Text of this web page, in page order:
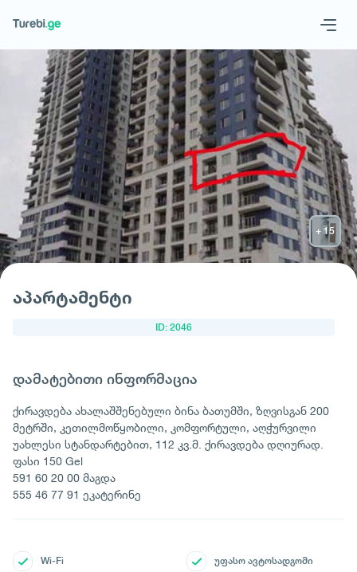
Geo Eng
მოითხოვე სასტუმრო
აპარტამენტი
ID: 2046
დამატებითი ინფორმაცია
ქირავდება ახალაშშენებული ბინა ბათუმში, ზღვისგან 200
მეტრში, კეთილმოწყობილი, კომფორტული, აღჭურვილი
უახლესი სტანდარტებით, 112 კვ.მ. ქირავდება დღიურად.
ფასი 150 Gel
591 60 20 00 მაგდა
555 46 77 91 ეკატერინე
Wi-Fi უფასო ავტოსადგომი